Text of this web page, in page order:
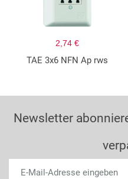
2,74 €
TAE 3x6 NFN Ap rws
Newsletter